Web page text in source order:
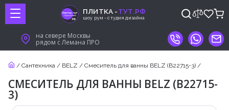
ПЛИТКА -ТУТ.РФ
шоу рум - студия дизайна
на севере Москвы
рядом с Лемана ПРО
/ Сантехника / BELZ / Cмеситель для ванны BELZ (B22715-3) /
CМЕСИТЕЛЬ ДЛЯ ВАННЫ BELZ (B22715-
3)